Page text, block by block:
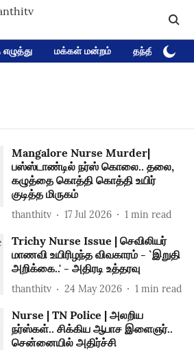
மக்கள் மன்றம் தந்தி டிவி
Mangalore Nurse Murder|
பஸ்ஸ்டாண்டில் நர்ஸ் கொலை.. தலை,
கழுத்தை கொத்தி கொத்தி உயிர்
குடித்த மிருகம்
thanthitv 17 Jul 2026 1 min read
Trichy Nurse Issue | செவிலியர்
மாணவி உயிரிழந்த விவகாரம் - `இறுதி
அறிக்கை..' - அதிரடி உத்தரவு
thanthitv 24 May 2026 1 min read
Nurse | TN Police | அலறிய
நர்ஸ்கள்.. சிக்கிய ஆபாச இளைஞர்..
சென்னையில் அதிர்ச்சி